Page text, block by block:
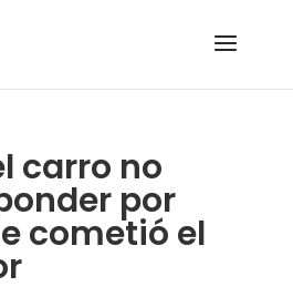
carro no
por
cometió el